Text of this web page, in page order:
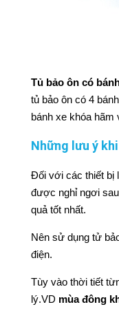
Tủ bảo ôn có
tủ bảo ôn có 4
bánh xe khóa hãm
Những lưu ý
Đối với các thiết bị
được nghỉ ngơi
quả tốt nhất.
Nên sử dụng tử
điện.
Tùy vào thời tiết
lý.VD mùa đông